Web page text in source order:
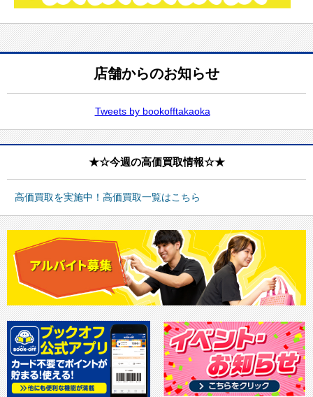
店舗からのお知らせ
Tweets by bookofftakaoka
★☆今週の高価買取情報☆★
高価買取を実施中！高価買取一覧はこちら